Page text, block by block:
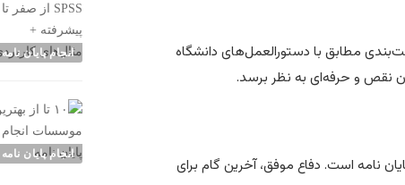
مطابق با دستورالعمل‌های دانشگاه
نقص و حرفه‌ای به نظر برسد.
نامه است. دفاع موفق، آخرین گام برای
انجام پایان نامه
انجام پایان نامه